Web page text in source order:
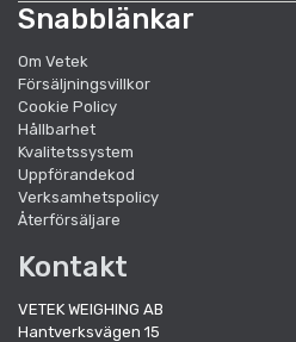
Snabblänkar
Om Vetek
Försäljningsvillkor
Cookie Policy
Hållbarhet
Kvalitetssystem
Uppförandekod
Verksamhetspolicy
Återförsäljare
Kontakt
VETEK WEIGHING AB
Hantverksvägen 15